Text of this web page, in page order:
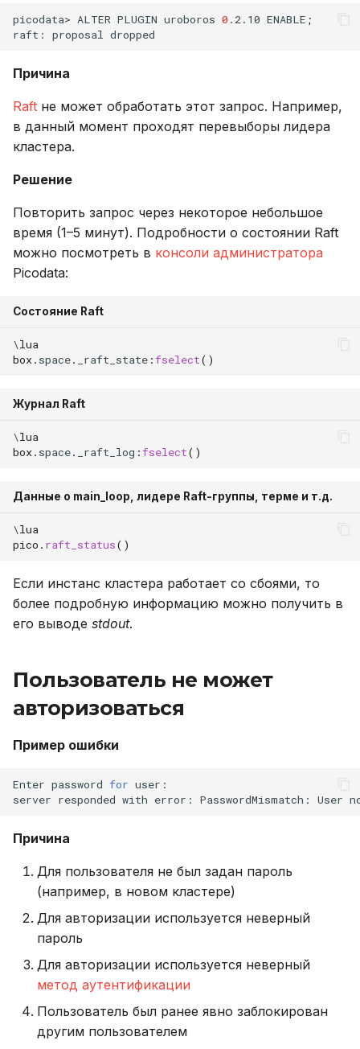
я
п
и
к
кластера из-за указания
одного инстанса в
запросы
Команды
Использование
используемые в роли
Ansible
Справочник метрик
Справочник настроек
Описание системных
таблиц
Интерфейс RPC API
Файберы, потоки и
многозадачность
Механизм плагинов
Внешний модуль аудита
picodata> ALTER PLUGIN uroboros 0 .2.10 ENABLE ;
raft:
proposal
Причина
Raft не может обработать этот запрос. Например,
в данный момент проходят перевыборы лидера
кластера.
Решение
Повторить запрос через некоторое небольшое
время (1–5 минут). Подробности о состоянии Raft
можно посмотреть в консоли администратора
Picodata:
Состояние Raft
\lua
box. space. _raft_state :fselect()
Журнал Raft
\lua
box. space. _raft_log :fselect()
Данные о main_loop, лидере Raft-группы, терме и т.д.
\lua
pico . raft_status()
Если инстанс кластера работает со сбоями, то
более подробную информацию можно получить в
его выводе stdout.
Пользователь не может
авторизоваться
Пример ошибки
Enter password for user:
server responded with error: PasswordMismatch: User
Причина
Для пользователя не был задан пароль
(например, в новом кластере)
Для авторизации используется неверный
пароль
Для авторизации используется неверный
метод аутентификации
Пользователь был ранее явно заблокирован
другим пользователем